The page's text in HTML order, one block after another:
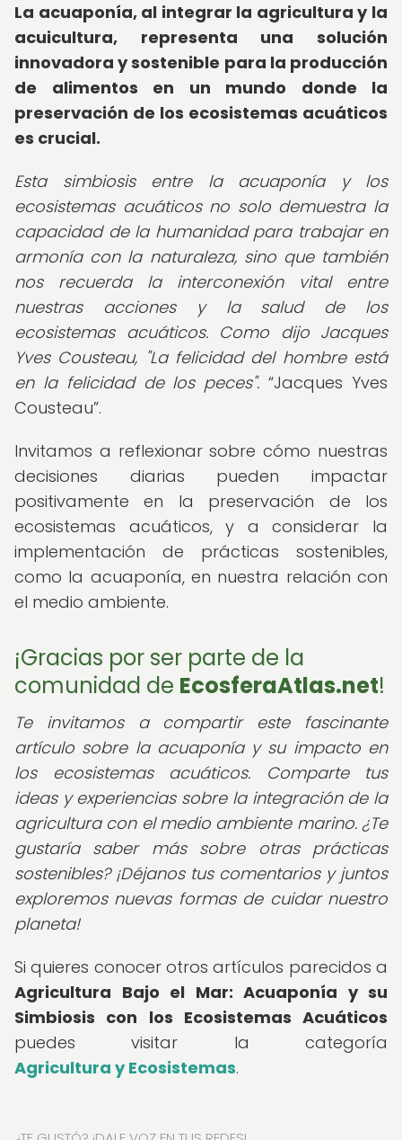
La acuaponía, al integrar la agricultura y la
acuicultura, representa una solución
innovadora y sostenible para la producción
de alimentos en un mundo donde la
preservación de los ecosistemas acuáticos
es crucial.
Esta simbiosis entre la acuaponía y los
ecosistemas acuáticos no solo demuestra la
capacidad de la humanidad para trabajar en
armonía con la naturaleza, sino que también
nos recuerda la interconexión vital entre
nuestras acciones y la salud de los
ecosistemas acuáticos. Como dijo Jacques
Yves Cousteau, "La felicidad del hombre está
en la felicidad de los peces".
Jacques Yves
Cousteau .
Invitamos a reflexionar sobre cómo nuestras
decisiones diarias pueden impactar
positivamente en la preservación de los
ecosistemas acuáticos, y a considerar la
implementación de prácticas sostenibles,
como la acuaponía, en nuestra relación con
el medio ambiente.
¡Gracias por ser parte de la
comunidad de EcosferaAtlas.net!
Te invitamos a compartir este fascinante
artículo sobre la acuaponía y su impacto en
los ecosistemas acuáticos. Comparte tus
ideas y experiencias sobre la integración de la
agricultura con el medio ambiente marino. ¿Te
gustaría saber más sobre otras prácticas
sostenibles? ¡Déjanos tus comentarios y juntos
exploremos nuevas formas de cuidar nuestro
planeta!
Si quieres conocer otros artículos parecidos a
Agricultura Bajo el Mar: Acuaponía y su
Simbiosis con los Ecosistemas Acuáticos
puedes visitar la categoría
Agricultura y Ecosistemas.